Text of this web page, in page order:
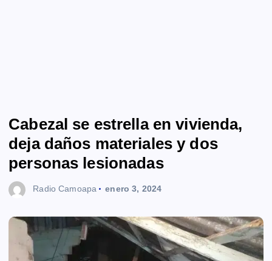
Cabezal se estrella en vivienda,
deja daños materiales y dos
personas lesionadas
Radio Camoapa enero 3, 2024